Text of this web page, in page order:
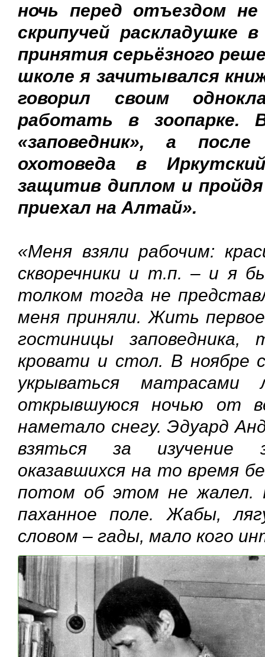
ночь перед отъездом не
скрипучей
принятия серьёзного
школе я зачитывался
говорил своим
работать в зоопарке.
«заповедник», а
охотоведа в
защитив диплом и
приехал на Алтай».
«Меня взяли рабочим:
скворечники и т.п. – и я
толком тогда не
меня приняли. Жить
гостиницы
кровати и стол. В ноябре
укрываться
открывшуюся ночью от
наметало снегу. Эдуард
взяться за изучение
оказавшихся на то время
потом об этом не жалел.
паханное поле. Жабы,
словом – гады, мало кого